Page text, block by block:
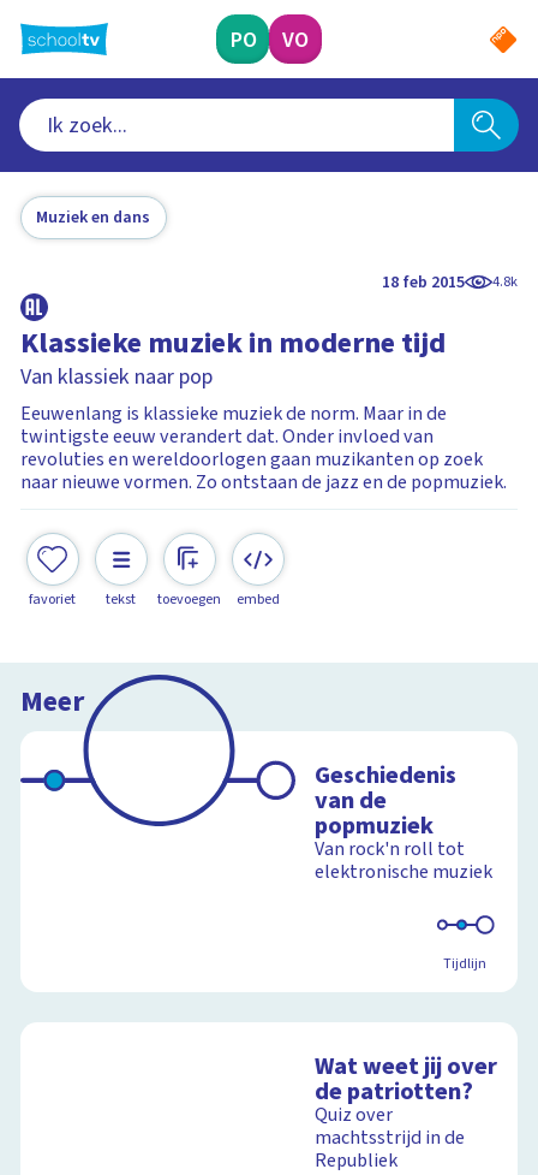
naar
hoofdinhoud
PO VO
Muziek en dans
18 feb 2015 4.8k
Klassieke muziek in moderne tijd
Van klassiek naar pop
Eeuwenlang is klassieke muziek de norm. Maar in de
twintigste eeuw verandert dat. Onder invloed van
revoluties en wereldoorlogen gaan muzikanten op zoek
naar nieuwe vormen. Zo ontstaan de jazz en de popmuziek.
favoriet tekst toevoegen embed
Meer
Geschiedenis
van de
popmuziek
Van rock'n roll tot
elektronische muziek
Tijdlijn
Wat weet jij over
de patriotten?
Quiz over
machtsstrijd in de
Republiek